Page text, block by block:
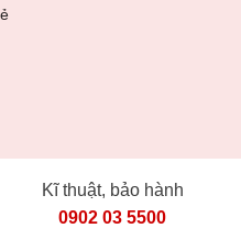
Kĩ thuật, bảo hành
0902 03 5500